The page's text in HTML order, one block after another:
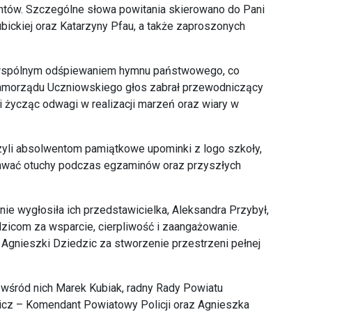
Szczególne słowa powitania skierowano do Pani
oraz Katarzyny Pfau, a także zaproszonych
odśpiewaniem hymnu państwowego, co
Uczniowskiego głos zabrał przewodniczący
odwagi w realizacji marzeń oraz wiary w
absolwentom pamiątkowe upominki z logo szkoły,
otuchy podczas egzaminów oraz przyszłych
wygłosiła ich przedstawicielka, Aleksandra Przybył,
za wsparcie, cierpliwość i zaangażowanie.
Dziedzic za stworzenie przestrzeni pełnej
nich Marek Kubiak, radny Rady Powiatu
– Komendant Powiatowy Policji oraz Agnieszka